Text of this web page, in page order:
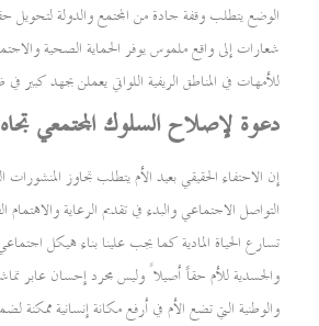
الوضع يتطلب وقفة جادة من المجتمع والدولة لتحويل
شعارات إلى واقع ملموس يوفر الحماية الصحية
للأمهات في المناطق الريفية اللواتي يعملن بجهد
دعوة لإصلاح السلوك المجتمعي
إن الاحتفاء الحقيقي بعيد الأم يتطلب تجاوز
التواصل الاجتماعي والبدء في تقديم الرعاية
تسارع الحياة المادية كما يجب علينا بناء هيكل
والجسدية للأم حقاً أصيلاً وليس مجرد إحسان عابر
والوطنية التي تضع الأم في أرفع مكانة إنسانية ممكنة